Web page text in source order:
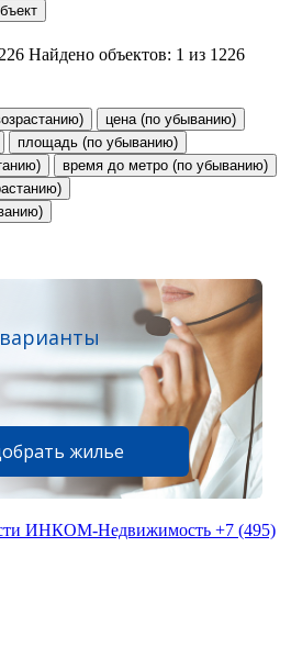
Найдено объектов: 1 из 1226
цена (по убыванию)
площадь (по убыванию)
время до метро (по убыванию)
жилье
+7 (495)